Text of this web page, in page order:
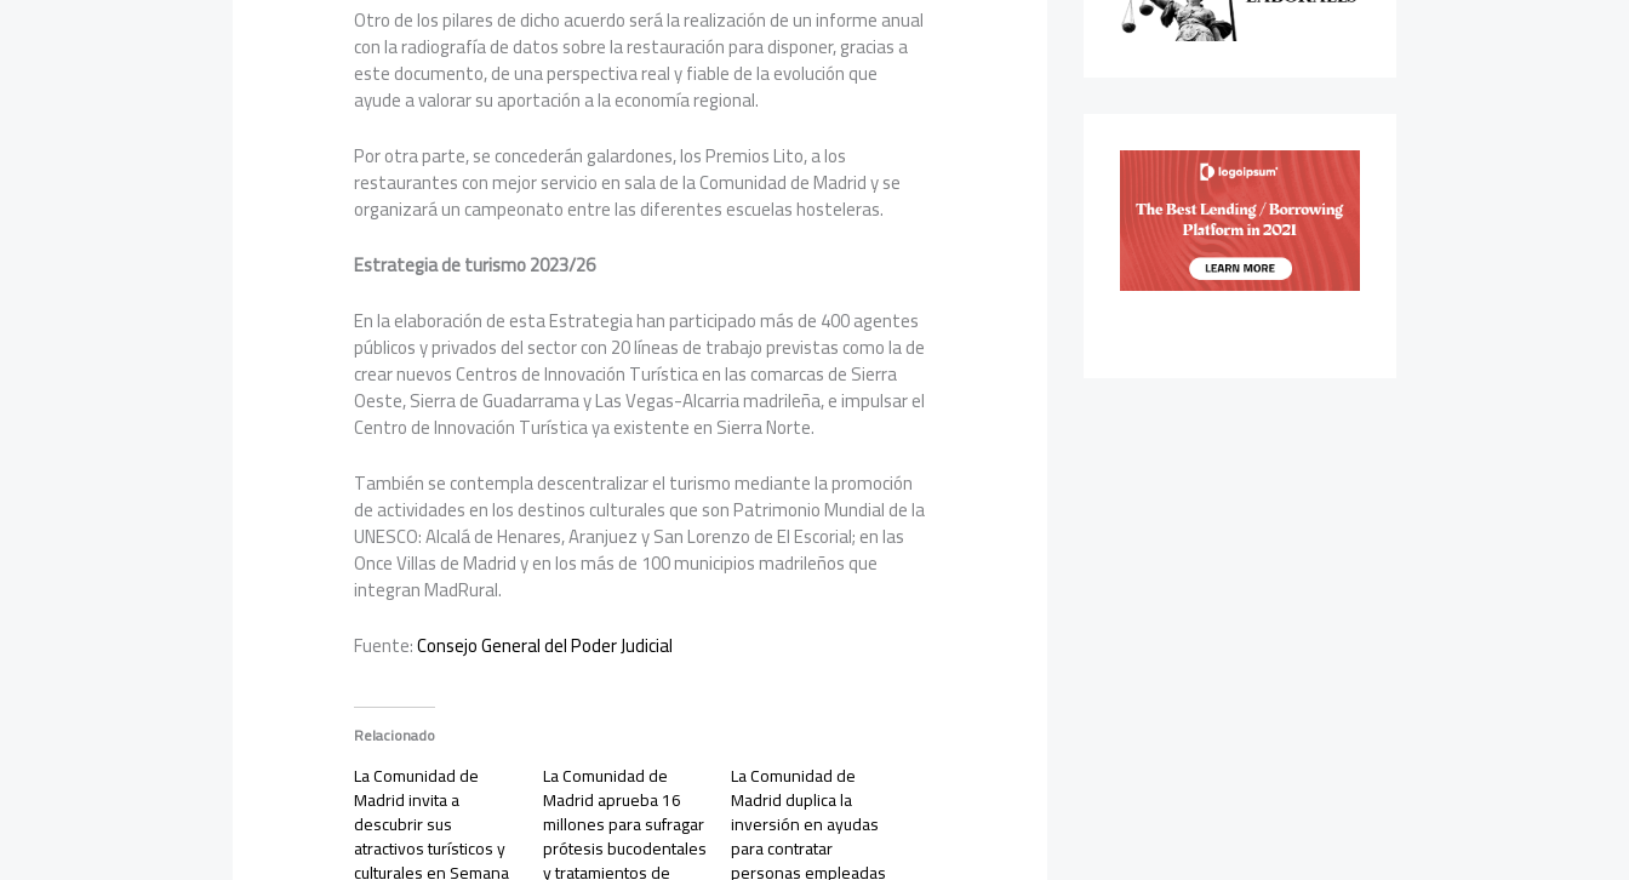
Otro de los pilares de dicho acuerdo será la realización de un informe anual
con la radiografía de datos sobre la restauración para disponer, gracias a
este documento, de una perspectiva real y fiable de la evolución que
ayude a valorar su aportación a la economía regional.
Por otra parte, se concederán galardones, los Premios Lito, a los
restaurantes con mejor servicio en sala de la Comunidad de Madrid y se
organizará un campeonato entre las diferentes escuelas hosteleras.
Estrategia de turismo 2023/26
En la elaboración de esta Estrategia han participado más de 400 agentes
públicos y privados del sector con 20 líneas de trabajo previstas como la de
crear nuevos Centros de Innovación Turística en las comarcas de Sierra
Oeste, Sierra de Guadarrama y Las Vegas-Alcarria madrileña, e impulsar el
Centro de Innovación Turística ya existente en Sierra Norte.
También se contempla descentralizar el turismo mediante la promoción
de actividades en los destinos culturales que son Patrimonio Mundial de la
UNESCO: Alcalá de Henares, Aranjuez y San Lorenzo de El Escorial; en las
Once Villas de Madrid y en los más de 100 municipios madrileños que
integran MadRural.
Fuente:Consejo General del Poder Judicial
Relacionado
La Comunidad de
Madrid invita a
descubrir sus
atractivos turísticos y
culturales en Semana
La Comunidad de
Madrid aprueba 16
millones para sufragar
prótesis bucodentales
y tratamientos de
La Comunidad de
Madrid duplica la
inversión en ayudas
para contratar
personas empleadas